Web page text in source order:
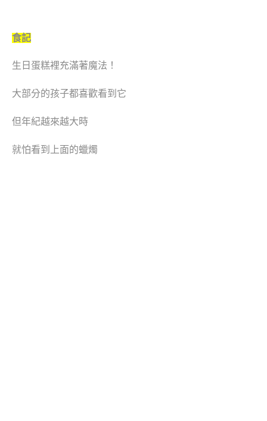
食記
生日蛋糕裡充滿著魔法！
大部分的孩子都喜歡看到它
但年紀越來越大時
就怕看到上面的蠟燭